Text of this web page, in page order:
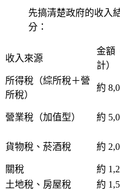
先搞清楚政府的收入
分：
收入來源
金額
計）
所得稅（綜所稅＋營
所稅）
約
營業稅（加值型） 約
貨物稅、菸酒稅 約
關稅
約
土地稅、房屋稅
約